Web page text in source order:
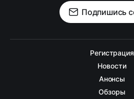
Подпишись
Регистрация
Новости
Анонсы
Обзоры